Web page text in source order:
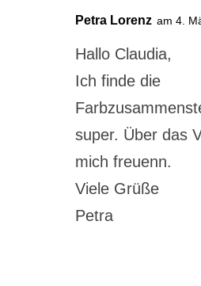
Petra Lorenz am 4.
Hallo Claudia,
Ich finde die
super. Über das
mich freuenn.
Viele Grüße
Petra